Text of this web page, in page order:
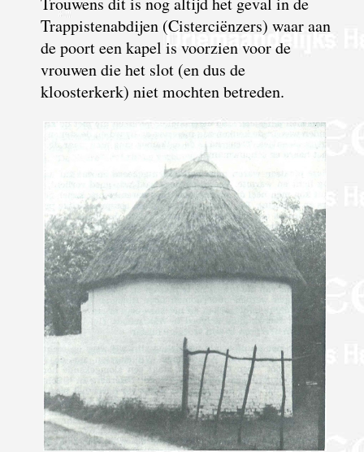
Trappistenabdijen (Cisterciënzers) waar aan
de poort een kapel is voorzien voor de
vrouwen die het slot (en dus de
kloosterkerk) niet mochten betreden.